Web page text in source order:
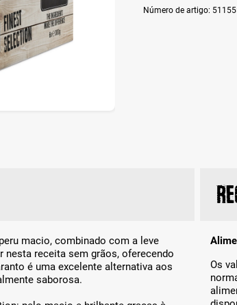
Número de artigo:
macio, combinado com a leve
nesta receita sem grãos, oferecendo
é uma excelente alternativa aos
saborosa.
Os